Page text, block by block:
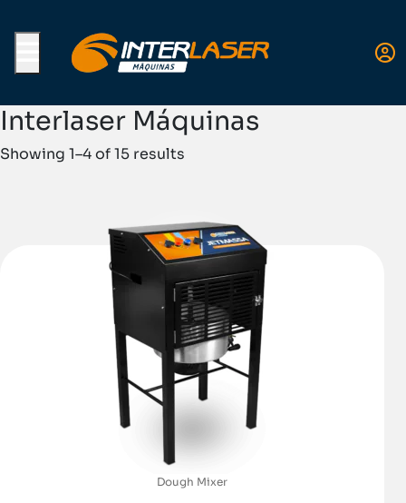
Menu
Interlaser Máquinas
Showing 1–4 of 15 results
Dough Mixer